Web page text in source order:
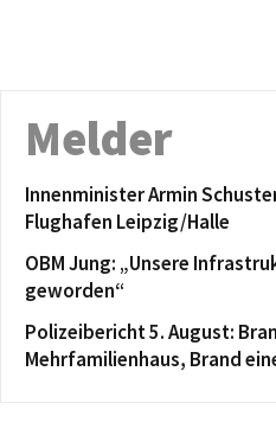
Melder
Innenminister Armin
Flughafen Leipzig/Halle
OBM Jung: „Unsere
geworden“
Polizeibericht 5. August:
Mehrfamilienhaus, Brand